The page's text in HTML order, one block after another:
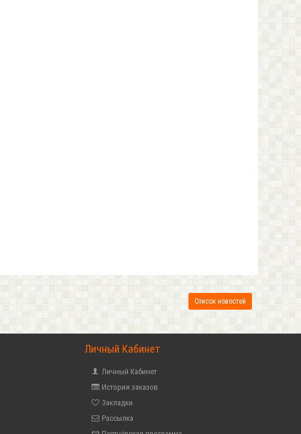
Список новостей
Личный Кабинет
Личный Кабинет
История заказов
Закладки
Рассылка